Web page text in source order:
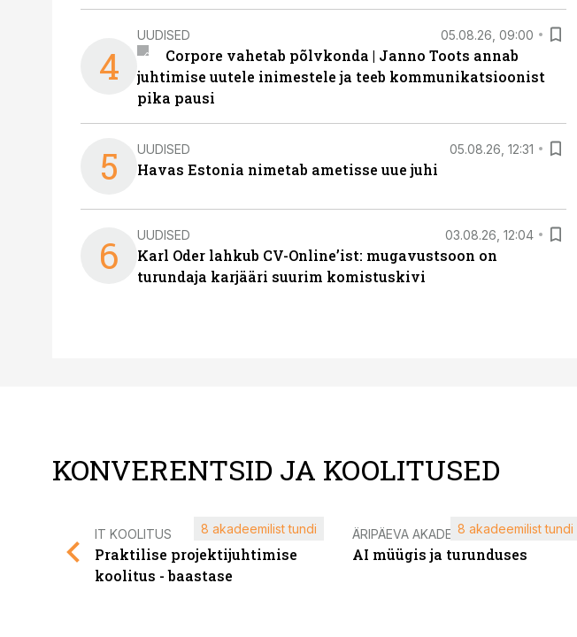
4
UUDISED 05.08.26, 09:00
Corpore vahetab põlvkonda | Janno Toots annab
juhtimise uutele inimestele ja teeb kommunikatsioonist
pika pausi
5 UUDISED 05.08.26, 12:31
Havas Estonia nimetab ametisse uue juhi
6 UUDISED 03.08.26, 12:04
Karl Oder lahkub CV-Online’ist: mugavustsoon on
turundaja karjääri suurim komistuskivi
KONVERENTSID JA KOOLITUSED
IT KOOLITUS
Praktilise projektijuhtimise
koolitus - baastase
8 akadeemilist tundi ÄRIPÄEVA AKADEEMIA
AI müügis ja turunduses
8 akadeemilist tundi